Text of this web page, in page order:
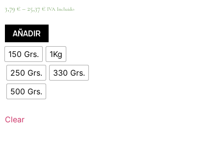
3,79 € – 25,37€ IVA Incluido
AÑADIR
150 Grs.
1Kg
250 Grs.
330 Grs.
500 Grs.
Clear